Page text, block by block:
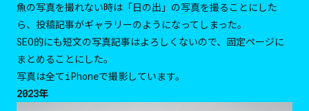
魚の写真を撮れない時は「日の出」の写真を撮ることにした
ら、投稿記事がギャラリーのようになってしまった。
SEO的にも短文の写真記事はよろしくないので、固定ページに
まとめることにした。
写真は全てiPhoneで撮影しています。
2023年